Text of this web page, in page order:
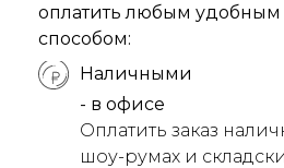
оплатить любым удобным
способом:
Наличными
- в офисе
Оплатить заказ
шоу-румах и